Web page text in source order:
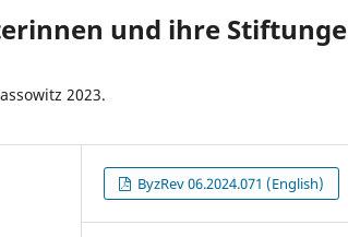
und ihre
2023.
ByzRev 06.2024.071 (English)